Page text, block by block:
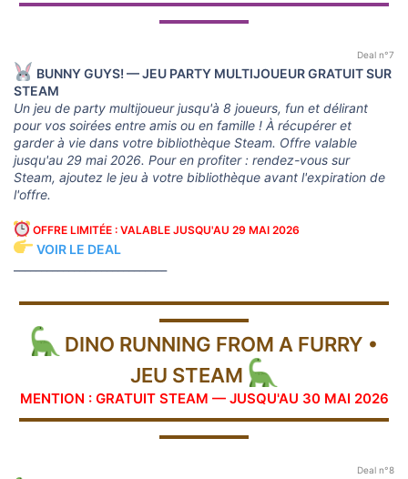
▬▬▬▬▬▬▬
Deal n°7
BUNNY GUYS! — JEU PARTY MULTIJOUEUR GRATUIT SUR
STEAM
Un jeu de party multijoueur jusqu'à 8 joueurs, fun et délirant
pour vos soirées entre amis ou en famille ! À récupérer et
garder à vie dans votre bibliothèque Steam. Offre valable
jusqu'au 29 mai 2026. Pour en profiter : rendez-vous sur
Steam, ajoutez le jeu à votre bibliothèque avant l'expiration de
l'offre.
OFFRE LIMITÉE : VALABLE JUSQU'AU 29 MAI 2026
VOIR LE DEAL
▬▬▬▬▬▬▬▬▬▬▬▬▬▬▬▬▬▬▬▬▬▬▬▬▬▬▬▬▬
▬▬▬▬▬▬▬
DINO RUNNING FROM A FURRY •
JEU STEAM
MENTION : GRATUIT STEAM — JUSQU'AU 30 MAI 2026
▬▬▬▬▬▬▬▬▬▬▬▬▬▬▬▬▬▬▬▬▬▬▬▬▬▬▬▬▬
▬▬▬▬▬▬▬
Deal n°8